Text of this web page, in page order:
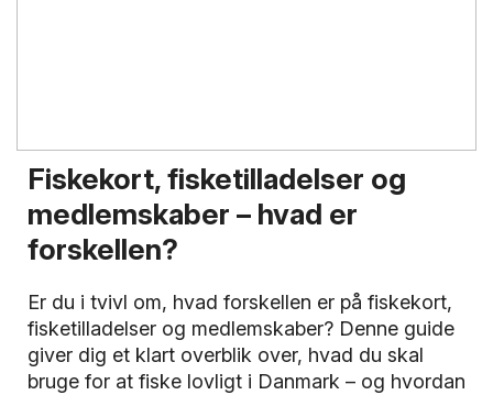
Fiskekort, fisketilladelser og
medlemskaber – hvad er
forskellen?
Er du i tvivl om, hvad forskellen er på fiskekort,
fisketilladelser og medlemskaber? Denne guide
giver dig et klart overblik over, hvad du skal
bruge for at fiske lovligt i Danmark – og hvordan